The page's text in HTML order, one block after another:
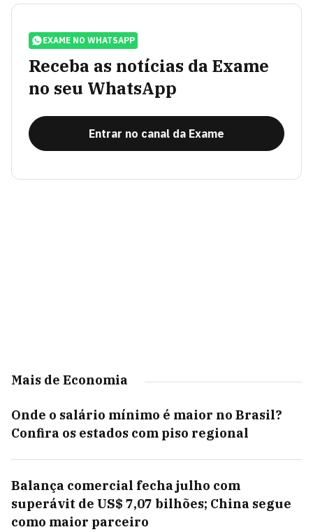
EXAME NO WHATSAPP
Receba as notícias da Exame
no seu WhatsApp
Entrar no canal da Exame
Mais de Economia
Onde o salário mínimo é maior no Brasil?
Confira os estados com piso regional
Balança comercial fecha julho com
superávit de US$ 7,07 bilhões; China segue
como maior parceiro